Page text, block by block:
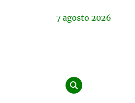
7 agosto 2026